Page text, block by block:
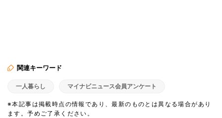
関連キーワード
一人暮らし マイナビニュース会員アンケート
※本記事は掲載時点の情報であり、最新のものとは異なる場合があり
ます。予めご了承ください。